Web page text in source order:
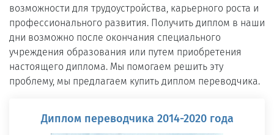
возможности для трудоустройства, карьерного роста и
профессионального развития. Получить диплом в наши
дни возможно после окончания специального
учреждения образования или путем приобретения
настоящего диплома. Мы помогаем решить эту
проблему, мы предлагаем купить диплом переводчика.
Диплом переводчика 2014-2020 года